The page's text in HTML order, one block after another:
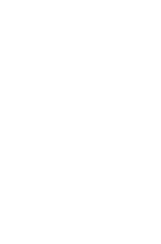
প্রু জেরী